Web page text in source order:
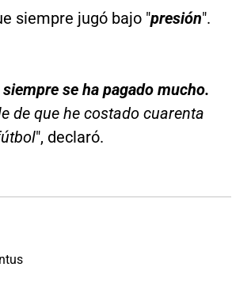
siempre jugó bajo "presión".
se ha pagado mucho.
de que he costado cuarenta
", declaró.